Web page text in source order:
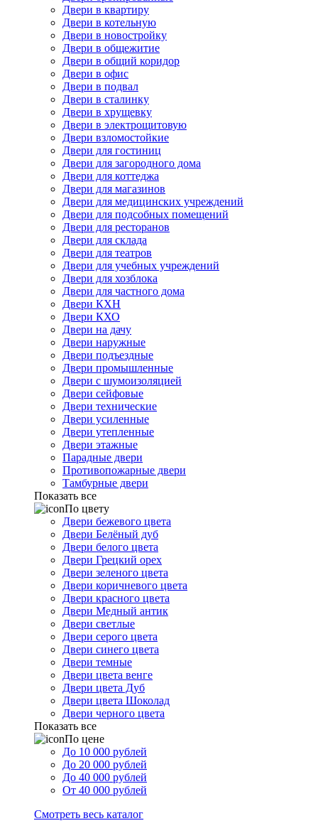
Двери в квартиру
Двери в котельную
Двери в новостройку
Двери в общежитие
Двери в общий коридор
Двери в офис
Двери в подвал
Двери в сталинку
Двери в хрущевку
Двери в электрощитовую
Двери взломостойкие
Двери для гостиниц
Двери для загородного дома
Двери для коттеджа
Двери для магазинов
Двери для медицинских учреждений
Двери для подсобных помещений
Двери для ресторанов
Двери для склада
Двери для театров
Двери для учебных учреждений
Двери для хозблока
Двери для частного дома
Двери КХН
Двери КХО
Двери на дачу
Двери наружные
Двери подъездные
Двери промышленные
Двери с шумоизоляцией
Двери сейфовые
Двери технические
Двери усиленные
Двери утепленные
Двери этажные
Парадные двери
Противопожарные двери
Тамбурные двери
Показать все
По цвету
Двери бежевого цвета
Двери Белёный дуб
Двери белого цвета
Двери Грецкий орех
Двери зеленого цвета
Двери коричневого цвета
Двери красного цвета
Двери Медный антик
Двери светлые
Двери серого цвета
Двери синего цвета
Двери темные
Двери цвета венге
Двери цвета Дуб
Двери цвета Шоколад
Двери черного цвета
Показать все
По цене
До 10 000 рублей
До 20 000 рублей
До 40 000 рублей
От 40 000 рублей
Смотреть весь каталог